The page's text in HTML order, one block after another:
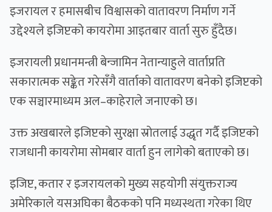
इजरायल र हमासबीच विश्वासको वातावरण निर्माण गर्ने
उद्देश्यले इजिप्टको कायरोमा आइतबार वार्ता सुरु हुँदैछ।
इजरायली प्रधानमन्त्री बेन्जामिन नेतान्याहुले वार्ताप्रति
सकारात्मक सङ्केत गरेसँगै वार्ताको वातावरण बनेको इजिप्टको
एक सञ्चारमाध्यम अल–काहेराले जनाएको छ।
उक्त अखबारले इजिप्टको सुरक्षा स्रोतलाई उद्धृत गर्दै इजिप्टको
राजधानी कायरोमा सोमबार वार्ता हुन लागेको बताएको छ।
इजिप्ट, कतार र इजरायलको मुख्य सहयोगी संयुक्तराज्य
अमेरिकाले यसअघिका बैठकको पनि मध्यस्थता गरेका थिए